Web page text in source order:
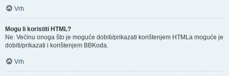
Vrh
Mogu li koristiti HTML?
Ne. Većinu onoga što je moguće dobiti/prikazati korištenjem HTMLa moguće je
dobiti/prikazati i korištenjem BBKoda.
Vrh